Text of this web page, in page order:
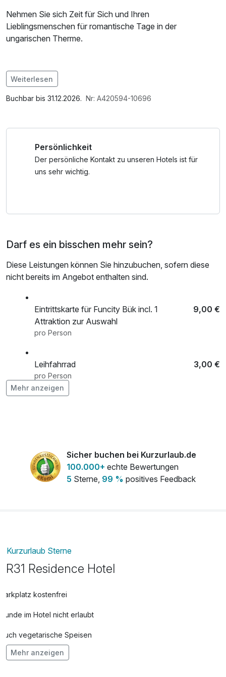
Nehmen Sie sich Zeit für Sich und Ihren
Lieblingsmenschen für romantische Tage in der
ungarischen Therme.
Im Angebot enthalten
1 x Welcome Drink, Parkplatz, Nutzung des
Weiterlesen
Buchbar bis 31.12.2026. Nr: A420594-10696
Persönlichkeit
Der persönliche Kontakt zu unseren Hotels ist für
uns sehr wichtig.
Darf es ein bisschen mehr sein?
Diese Leistungen können Sie hinzubuchen, sofern diese
nicht bereits im Angebot enthalten sind.
Eintrittskarte für Funcity Bük incl. 1
Attraktion zur Auswahl
9,00 €
pro Person
Leihfahrrad 3,00 €
pro Person
Romantisch dekoriertes Zimmer mit einer
Tageseintritt Therme SÁRVÁR (ab 14.J) 23,00 €
pro Person
Zimmer/Apartment mit Balkon oder
pro Nacht
Mehr anzeigen
Sicher buchen bei Kurzurlaub.de
100.000+ echte Bewertungen
5 Sterne, 99 % positives Feedback
Kurzurlaub Sterne
R31 Residence Hotel
Parkplatz kostenfrei
Hunde im Hotel nicht erlaubt
Auch vegetarische Speisen
Fahrradverleih für 3,00 € pro Person / Tag
Mehr anzeigen